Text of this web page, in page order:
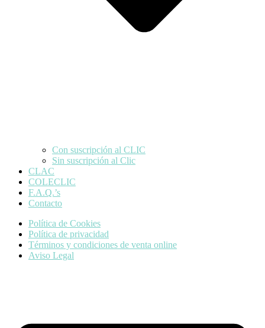
Con suscripción al CLIC
Sin suscripción al Clic
CLAC
COLECLIC
F.A.Q.’s
Contacto
Política de Cookies
Política de privacidad
Términos y condiciones de venta online
Aviso Legal